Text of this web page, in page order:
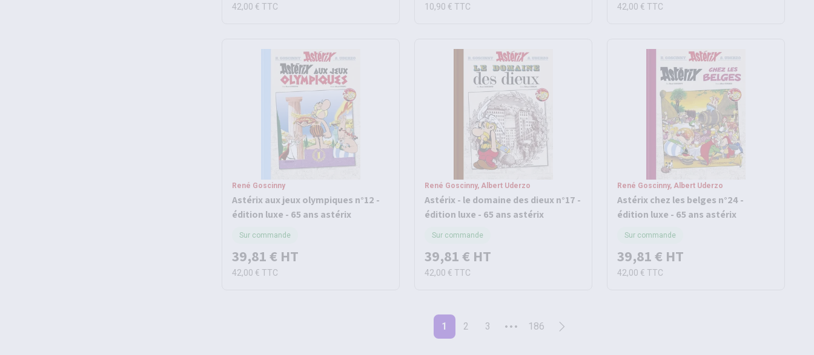
42,00 € TTC 10,90 € TTC 42,00 € TTC
René Goscinny
Astérix aux jeux olympiques n°12 -
édition luxe - 65 ans astérix
Sur commande
39,81 € HT
42,00 € TTC
René Goscinny, Albert Uderzo
Astérix - le domaine des dieux n°17 -
édition luxe - 65 ans astérix
Sur commande
39,81 € HT
42,00 € TTC
René Goscinny, Albert Uderzo
Astérix chez les belges n°24 -
édition luxe - 65 ans astérix
Sur commande
39,81 € HT
42,00 € TTC
1 2 3 186